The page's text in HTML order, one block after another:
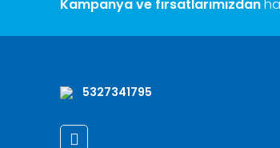
Kampanya ve fırsatlarımızdan
5327341795